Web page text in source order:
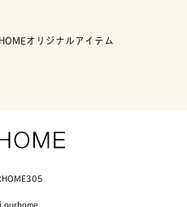
オリジナルアイテム